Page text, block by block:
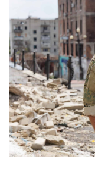
Команда
Контакти
Співпраця
Медіакіт
Партнери
Редакційна
Документи